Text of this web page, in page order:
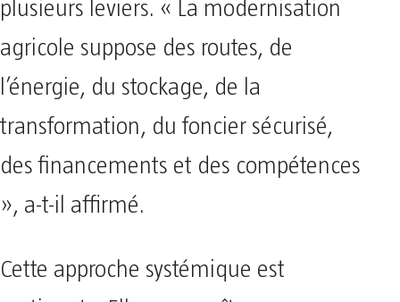
plusieurs leviers. « La modernisation
agricole suppose des routes, de
l’énergie, du stockage, de la
transformation, du foncier sécurisé,
des financements et des compétences
», a-t-il affirmé.
Cette approche systémique est